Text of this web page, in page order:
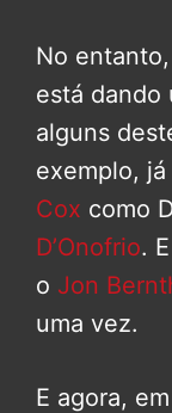
No
está dando
alguns
exemplo,
Cox como
D’Onofrio.
o Jon
uma vez.
E agora,